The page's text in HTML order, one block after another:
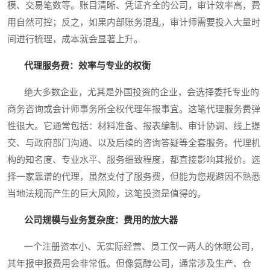
模、交易笔数等。账目清晰、凭证齐全的公司，审计效率高，费
用自然可控；反之，如果内部账务混乱，审计师需要投入大量时
间进行梳理，成本就会显著上升。
代理服务费：效率与专业的权衡
绝大多数企业，尤其是外国投资的企业，会选择委托专业的
商务咨询或会计师事务所全权代理年报事宜。这笔代理服务费弹
性很大。它通常包括：材料准备、报表编制、审计协调、线上提
交、与政府部门沟通、以及后续的咨询答疑等全套服务。代理机
构的知名度、专业水平、服务细致程度，都直接影响其报价。选
择一家靠谱的代理，虽然支付了服务费，但能为您规避因不熟悉
当地法规而产生的巨大风险，这笔投资是值得的。
公司规模与业务复杂度：费用的放大器
一个注册资本小、无实际经营、员工仅一两人的休眠公司，
其年报申报费用会非常低。但像氨醇公司，通常涉及生产、仓